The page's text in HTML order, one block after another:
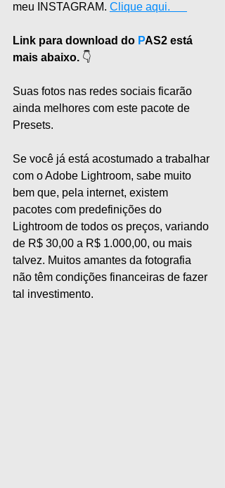
meu INSTAGRAM. Clique aqui.
Link para download do PAS2 está
mais abaixo. 👇
Suas fotos nas redes sociais ficarão
ainda melhores com este pacote de
Presets.
Se você já está acostumado a trabalhar
com o Adobe Lightroom, sabe muito
bem que, pela internet, existem
pacotes com predefinições do
Lightroom de todos os preços, variando
de R$ 30,00 a R$ 1.000,00, ou mais
talvez. Muitos amantes da fotografia
não têm condições financeiras de fazer
tal investimento.